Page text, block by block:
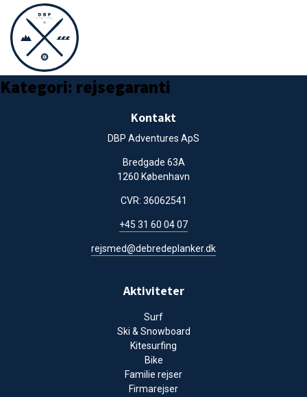
Kategori: rejsegaranti
Kontakt
DBP Adventures ApS
Bredgade 63A
1260 København
CVR: 36062541
+45 31 60 04 07
rejsmed@debredeplanker.dk
Aktiviteter
Surf
Ski & Snowboard
Kitesurfing
Bike
Familie rejser
Firmarejser